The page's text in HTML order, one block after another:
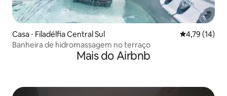
Casa ⋅ Filadélfia Central Sul 4,79 de uma
4,79 (14)
Banheira de hidromassagem no terraço
Mais do Airbnb